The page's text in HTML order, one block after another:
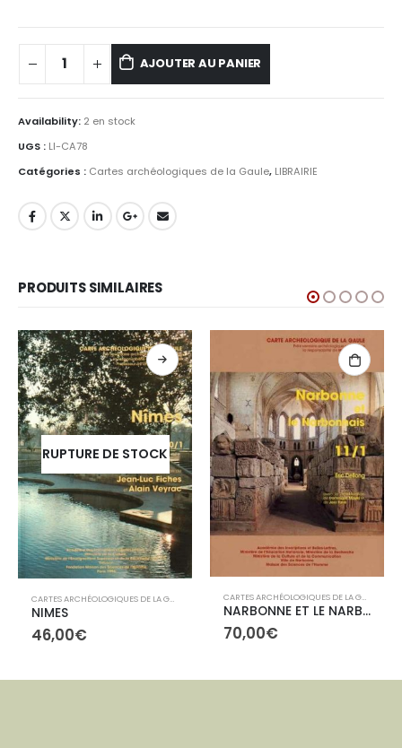
AJOUTER AU PANIER
Availability: 2 en stock
UGS : LI-CA78
Catégories : Cartes archéologiques de la Gaule, LIBRAIRIE
PRODUITS SIMILAIRES
LIBRAIRIE
RUPTURE DE STOCK
CARTES ARCHÉOLOGIQUES DE LA GAULE LIBRAIRIE
NIMES
46,00€
CARTES ARCHÉOLOGIQUES DE LA GAULE
NARBONNE ET LE NARBONNAIS
70,00€